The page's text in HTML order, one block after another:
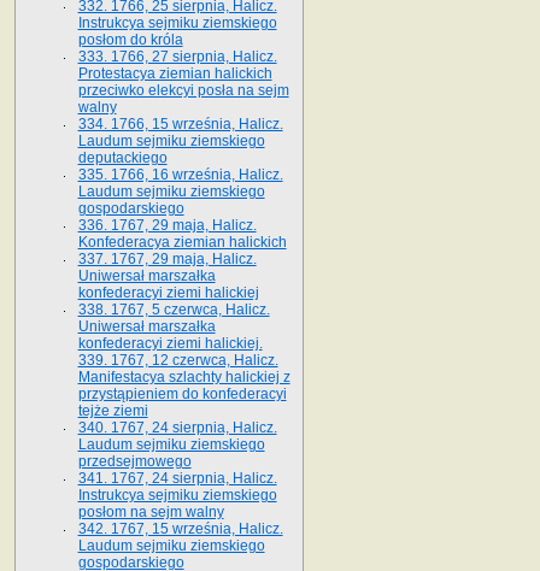
332. 1766, 25 sierpnia, Halicz.
Instrukcya sejmiku ziemskiego
posłom do króla
333. 1766, 27 sierpnia, Halicz.
Protestacya ziemian halickich
przeciwko elekcyi posła na sejm
walny
334. 1766, 15 września, Halicz.
Laudum sejmiku ziemskiego
deputackiego
335. 1766, 16 września, Halicz.
Laudum sejmiku ziemskiego
gospodarskiego
336. 1767, 29 maja, Halicz.
Konfederacya ziemian halickich
337. 1767, 29 maja, Halicz.
Uniwersał marszałka
konfederacyi ziemi halickiej
338. 1767, 5 czerwca, Halicz.
Uniwersał marszałka
konfederacyi ziemi halickiej.
339. 1767, 12 czerwca, Halicz.
Manifestacya szlachty halickiej z
przystąpieniem do konfederacyi
tejże ziemi
340. 1767, 24 sierpnia, Halicz.
Laudum sejmiku ziemskiego
przedsejmowego
341. 1767, 24 sierpnia, Halicz.
Instrukcya sejmiku ziemskiego
posłom na sejm walny
342. 1767, 15 września, Halicz.
Laudum sejmiku ziemskiego
gospodarskiego